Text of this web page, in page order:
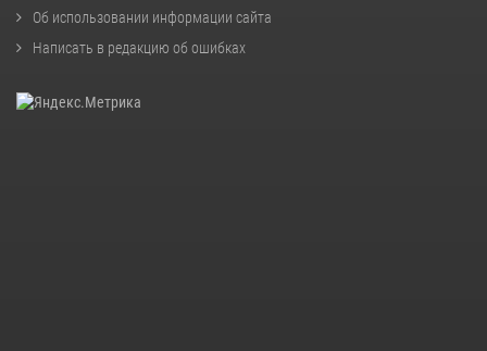
Об использовании информации сайта
Написать в редакцию об ошибках